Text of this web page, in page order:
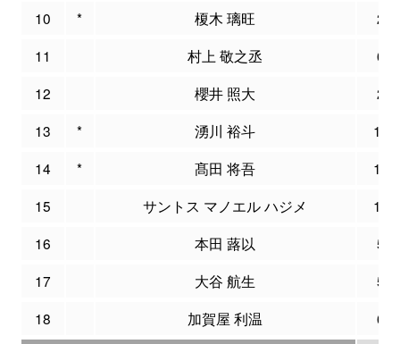
10 * 榎木 璃旺
2
11
村上 敬之丞
6
12
櫻井 照大
2
13
* 湧川 裕斗
10
14
* 髙田 将吾
12
15
サントス マノエル ハジメ
10
16
本田 蕗以
5
17
大谷 航生
5
18
加賀屋 利温 6